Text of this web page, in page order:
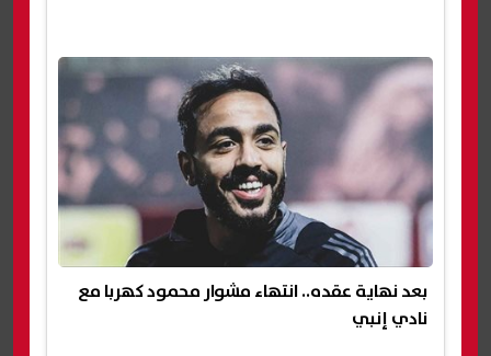
بعد نهاية عقده.. انتهاء مشوار محمود كهربا مع
نادي إنبي